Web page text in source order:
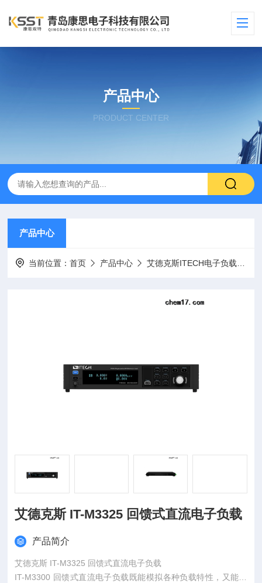
产品中心
PRODUCT CENTER
产品中心
当前位置：首页 产品中心 艾德克斯ITECH电子负载
艾德克斯 IT-M3325 回馈式直流电子负载
产品简介
艾德克斯 IT-M3325 回馈式直流电子负载
IT-M3300 回馈式直流电子负载既能模拟各种负载特性，又能将